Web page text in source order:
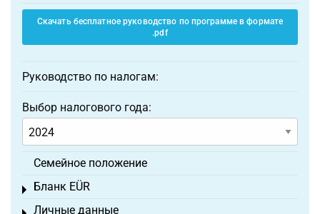
Скачать бесплатное руководство по программе в формате
.pdf
Руководство по налогам:
Выбор налогового года:
Семейное положение
Бланк EÜR
Toggle menu
Личные данные